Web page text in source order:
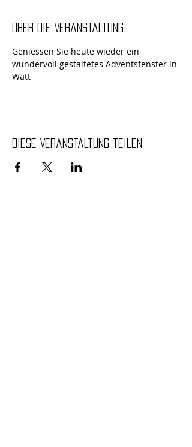
Über die Veranstaltung
Geniessen Sie heute wieder ein
wundervoll gestaltetes Adventsfenster in
Watt
Diese Veranstaltung teilen